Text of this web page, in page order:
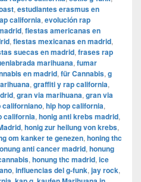
, estudiantes erasmus en
california, evolución rap
, fiestas americanas en
, fiestas mexicanas en madrid,
suecas en madrid, frases rap
marihuana, fumar
en madrid, für Cannabis, g
, graffiti y rap california,
, gran via marihuana, gran via
californiano, hip hop california,
california, honig anti krebs madrid,
, honig zur heilung von krebs,
om kanker te genezen, honing thc
anti cancer madrid, honung
, honung thc madrid, ice
, influencias del g-funk, jay rock,